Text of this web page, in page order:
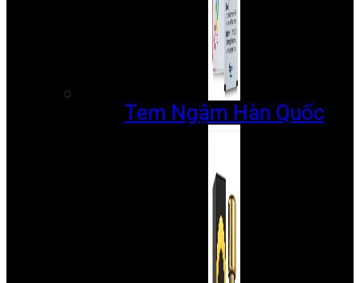
Tem Ngậm Hàn Quốc